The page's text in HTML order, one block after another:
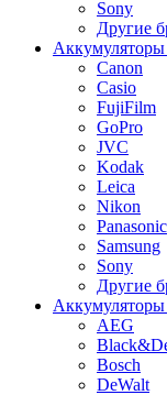
Sony
Другие
Аккумуляторы
Canon
Casio
FujiFilm
GoPro
JVC
Kodak
Leica
Nikon
Panasonic
Samsung
Sony
Другие
Аккумуляторы
AEG
Bosch
DeWalt